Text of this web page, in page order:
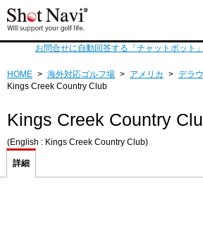
お問合せに自動回答する「チャットボット
HOME > 海外対応ゴルフ場 > アメリカ > デラ
Kings Creek Country Club
Kings Creek Country
(English : Kings Creek Country Club)
詳細